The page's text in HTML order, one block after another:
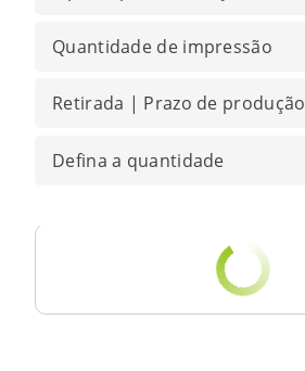
Quantidade de impressão
Retirada | Prazo de produção
Defina a quantidade